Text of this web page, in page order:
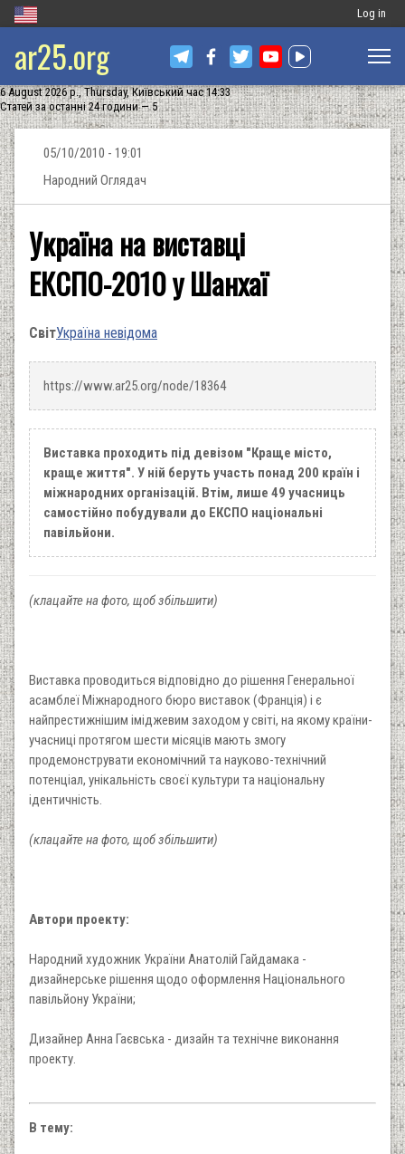
Меню
запису
Log in
ar25.org
6 August 2026 р., Thursday, Київський час 14:33
Статей за останні 24 години — 5
05/10/2010 - 19:01
Народний Оглядач
Україна на виставці
ЕКСПО-2010 у Шанхаї
СвітУкраїна невідома
https://www.ar25.org/node/18364
Виставка проходить під девізом "Краще місто,
краще життя". У ній беруть участь понад 200 країн і
міжнародних організацій. Втім, лише 49 учасниць
самостійно побудували до ЕКСПО національні
павільйони.
(клацайте на фото, щоб збільшити)
Виставка проводиться відповідно до рішення Генеральної
асамблеї Міжнародного бюро виставок (Франція) і є
найпрестижнішим іміджевим заходом у світі, на якому країни-
учасниці протягом шести місяців мають змогу
продемонструвати економічний та науково-технічний
потенціал, унікальність своєї культури та національну
ідентичність.
(клацайте на фото, щоб збільшити)
Автори проекту:
Народний художник України Анатолій Гайдамака -
дизайнерське рішення щодо оформлення Національного
павільйону України;
Дизайнер Анна Гаєвська - дизайн та технічне виконання
проекту.
В тему: